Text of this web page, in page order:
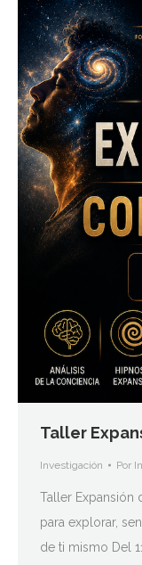
Taller
Investigación Por
Taller Expansión
para explorar,
de ti mismo Del